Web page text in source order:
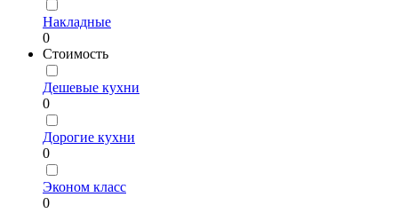
Накладные
0
Стоимость
Дешевые кухни
0
Дорогие кухни
0
Эконом класс
0